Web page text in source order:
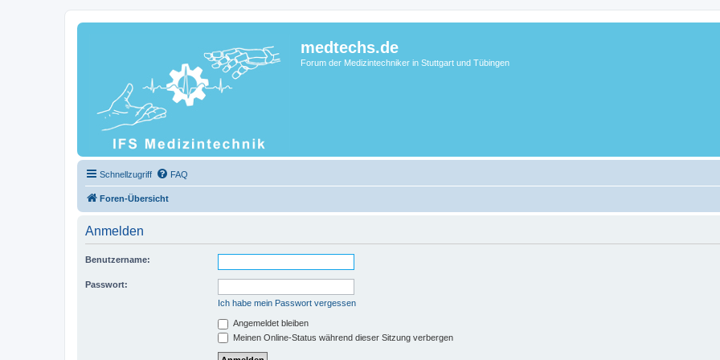
medtechs.de
Forum der Medizintechniker in Stuttgart und Tübingen
Schnellzugriff FAQ
Foren-Übersicht
Anmelden
Benutzername:
Passwort:
Ich habe mein Passwort vergessen
Angemeldet bleiben
Meinen Online-Status während dieser Sitzung verbergen